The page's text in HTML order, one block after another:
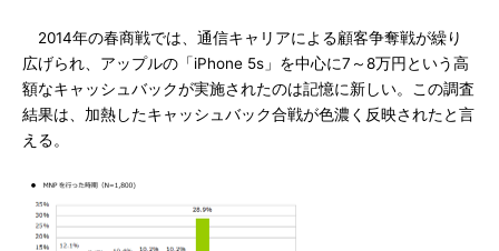
2014年の春商戦では、通信キャリアによる顧客争奪戦が繰り
広げられ、アップルの「iPhone 5s」を中心に7～8万円という高
額なキャッシュバックが実施されたのは記憶に新しい。この調査
結果は、加熱したキャッシュバック合戦が色濃く反映されたと言
える。